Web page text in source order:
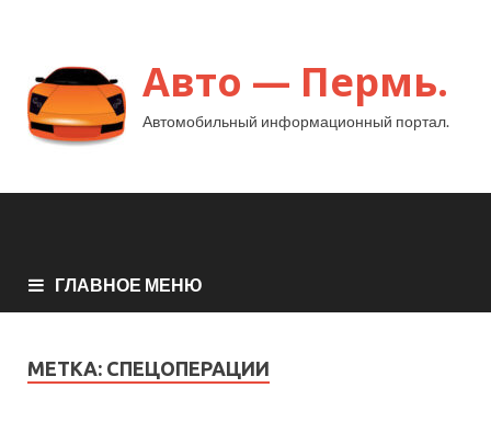
Авто — Пермь.
Автомобильный информационный портал.
ГЛАВНОЕ МЕНЮ
МЕТКА: СПЕЦОПЕРАЦИИ